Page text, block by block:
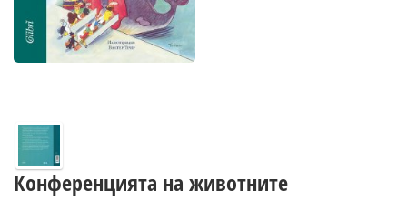
Конференцията на животните